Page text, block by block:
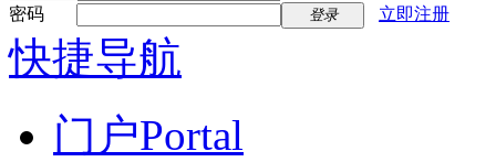
密码
登录 立即注册
快捷导航
门户Portal